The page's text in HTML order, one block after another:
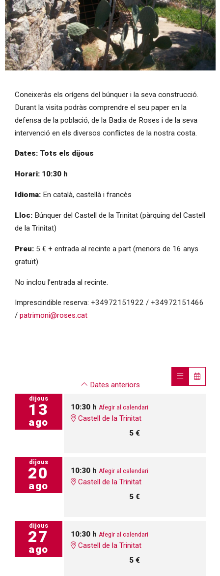
Coneixeràs els orígens del búnquer i la seva construcció.
Durant la visita podràs comprendre el seu paper en la
defensa de la població, de la Badia de Roses i de la seva
intervenció en els diversos conflictes de la nostra costa.
Dates: Tots els dijous
Horari: 10:30 h
Idioma: En català, castellà i francès
Lloc: Búnquer del Castell de la Trinitat (pàrquing del Castell
de la Trinitat)
Preu:5 € + entrada al recinte a part (menors de 16 anys
gratuït)
No inclou l’entrada al recinte.
Imprescindible reserva: +34972151922 / +34972151466
/ patrimoni@roses.cat
Dates anteriors
dijous
13
ago
10:30 h Afegir al calendari
Castell de la Trinitat
5 €
dijous
20
ago
10:30 h Afegir al calendari
Castell de la Trinitat
5 €
dijous
27
ago
10:30 h Afegir al calendari
Castell de la Trinitat
5 €